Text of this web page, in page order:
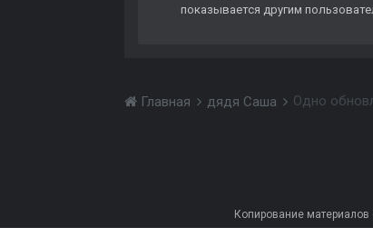
показывается другим
Главная дядя Саша Одно
Копирование материалов